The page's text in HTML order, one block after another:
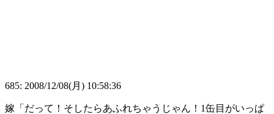
685: 2008/12/08(月) 10:58:36
嫁「だって！そしたらあふれちゃうじゃん！1缶目がいっぱ